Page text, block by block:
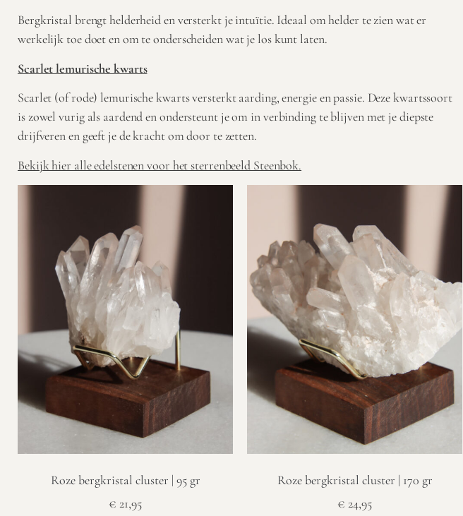
Bergkristal brengt helderheid en versterkt je intuïtie. Ideaal om helder te zien wat er
werkelijk toe doet en om te onderscheiden wat je los kunt laten.
Scarlet lemurische kwarts
Scarlet (of rode) lemurische kwarts versterkt aarding, energie en passie. Deze kwartssoort
is zowel vurig als aardend en ondersteunt je om in verbinding te blijven met je diepste
drijfveren en geeft je de kracht om door te zetten.
Bekijk hier alle edelstenen voor het sterrenbeeld Steenbok.
Roze bergkristal cluster | 95 gr
€ 21,95
Roze bergkristal cluster | 170 gr
€ 24,95